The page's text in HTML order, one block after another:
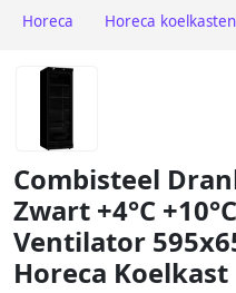
Horeca Horeca koelkasten
Combisteel
Zwart +4°C
Ventilator
Horeca Koelkast